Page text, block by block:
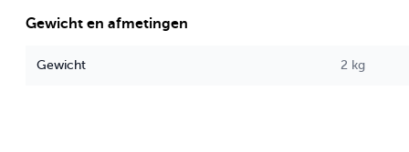
Gewicht en afmetingen
Gewicht 2 kg